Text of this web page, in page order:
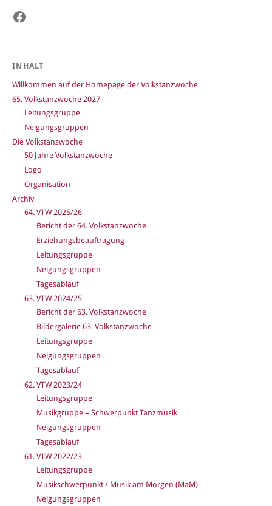
Facebook
INHALT
Willkommen auf der Homepage der Volkstanzwoche
65. Volkstanzwoche 2027
Leitungsgruppe
Neigungsgruppen
Die Volkstanzwoche
50 Jahre Volkstanzwoche
Logo
Organisation
Archiv
64. VTW 2025/26
Bericht der 64. Volkstanzwoche
Erziehungsbeauftragung
Leitungsgruppe
Neigungsgruppen
Tagesablauf
63. VTW 2024/25
Bericht der 63. Volkstanzwoche
Bildergalerie 63. Volkstanzwoche
Leitungsgruppe
Neigungsgruppen
Tagesablauf
62. VTW 2023/24
Leitungsgruppe
Musikgruppe – Schwerpunkt Tanzmusik
Neigungsgruppen
Tagesablauf
61. VTW 2022/23
Leitungsgruppe
Musikschwerpunkt / Musik am Morgen (MaM)
Neigungsgruppen